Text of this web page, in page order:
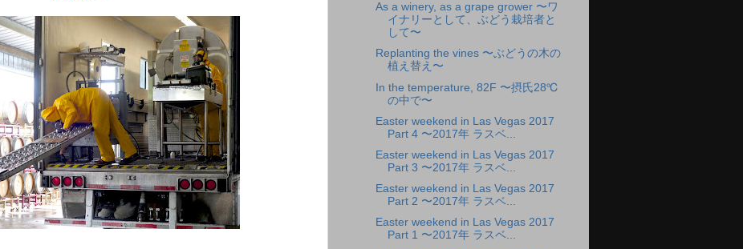
As a winery, as a grape grower 〜ワ
イナリーとして、ぶどう栽培者と
して〜
Replanting the vines 〜ぶどうの木の
植え替え〜
In the temperature, 82F 〜摂氏28℃
の中で〜
Easter weekend in Las Vegas 2017
Part 4 〜2017年 ラスベ...
Easter weekend in Las Vegas 2017
Part 3 〜2017年 ラスベ...
Easter weekend in Las Vegas 2017
Part 2 〜2017年 ラスベ...
Easter weekend in Las Vegas 2017
Part 1 〜2017年 ラスベ...